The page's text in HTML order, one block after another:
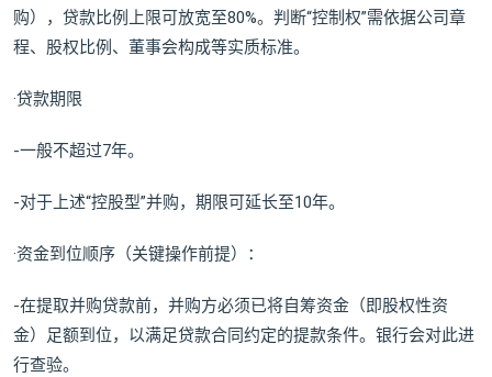
购），贷款比例上限可放宽至80%。判断“控制权”需依据公司章
程、股权比例、董事会构成等实质标准。
·贷款期限
-一般不超过7年。
-对于上述“控股型”并购，期限可延长至10年。
·资金到位顺序（关键操作前提）：
-在提取并购贷款前，并购方必须已将自筹资金（即股权性资
金）足额到位，以满足贷款合同约定的提款条件。银行会对此进
行查验。